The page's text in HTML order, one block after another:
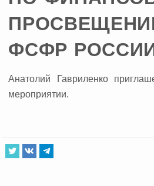
ФСФР
Анатолий Гавриленко
мероприятии.